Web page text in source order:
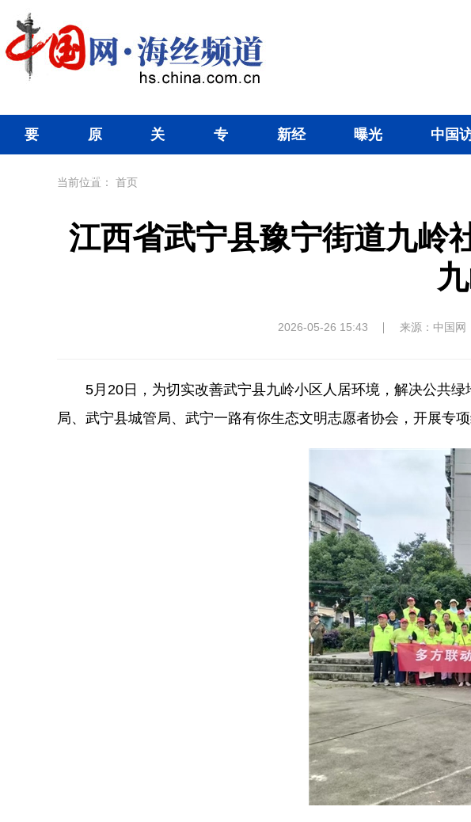
要 原
创
关 专 新经 曝光 中国
当前位置： 首页
江西省武宁县豫宁街道九岭
2026-05-26 15:43 来源：中国网
5月20日，为切实改善武宁县九岭小区人居环境，解决公共
局、武宁县城管局、武宁一路有你生态文明志愿者协会，开展专